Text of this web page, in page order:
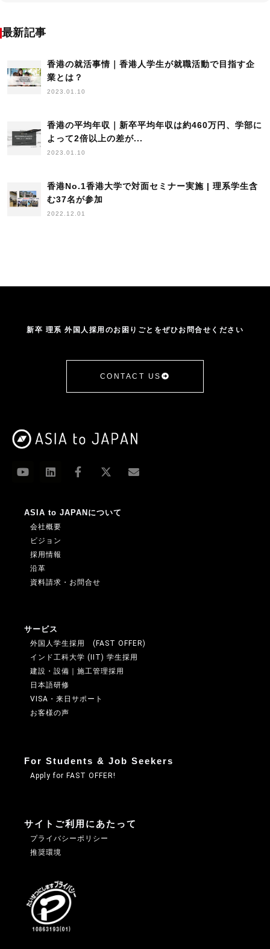
最新記事
香港の就活事情｜香港人学生が就職活動で目指す企
業とは？
2023.01.10
香港の平均年収｜新卒平均年収は約460万円、学部に
よって2倍以上の差が...
2023.01.10
香港No.1香港大学で対面セミナー実施 | 理系学生含
む37名が参加
2022.12.01
新卒 理系 外国人採用のお困りごとをぜひお問合せください
CONTACT US
ASIA to JAPANについて
会社概要
ビジョン
採用情報
沿革
資料請求・お問合せ
サービス
外国人学生採用 (FAST OFFER)
インド工科大学 (IIT) 学生採用
建設・設備｜施工管理採用
日本語研修
VISA・来日サポート
お客様の声
For Students & Job Seekers
Apply for FAST OFFER!
サイトご利用にあたって
プライバシーポリシー
推奨環境